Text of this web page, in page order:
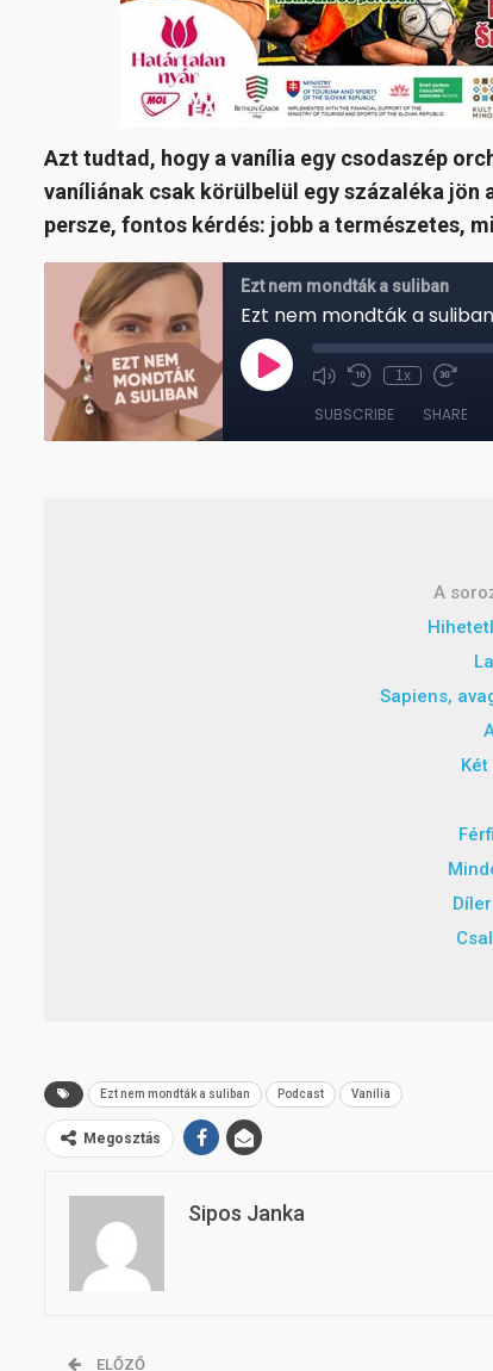
Azt tudtad, hogy a vanília egy csodaszép
vaníliának csak körülbelül egy százaléka
persze, fontos kérdés: jobb a természetes,
A
Sapiens,
Ezt nem mondták a suliban Podcast Vanília
Megosztás
Sipos Janka
ELŐZŐ